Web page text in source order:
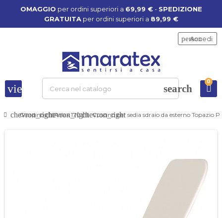
OMAGGIO per ordini superiori a 69,99 €- SPEDIZIONE
GRATUITAper ordini superiori a 89,99 €
view_headline search
person
Accedi
0
chevron_right
Giardinochevron_right
Relax 170chevron_right
Cuscino per sedia sdraio da esterno Topazio